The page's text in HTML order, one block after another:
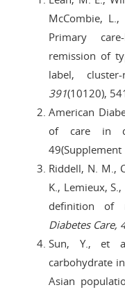
McCombie,
Primary
remission of
label,
391(10120),
American
of care in
49(Supplement
Riddell, N. M.,
K., Lemieux,
definition of
Diabetes Care,
Sun, Y., et
carbohydrate
Asian